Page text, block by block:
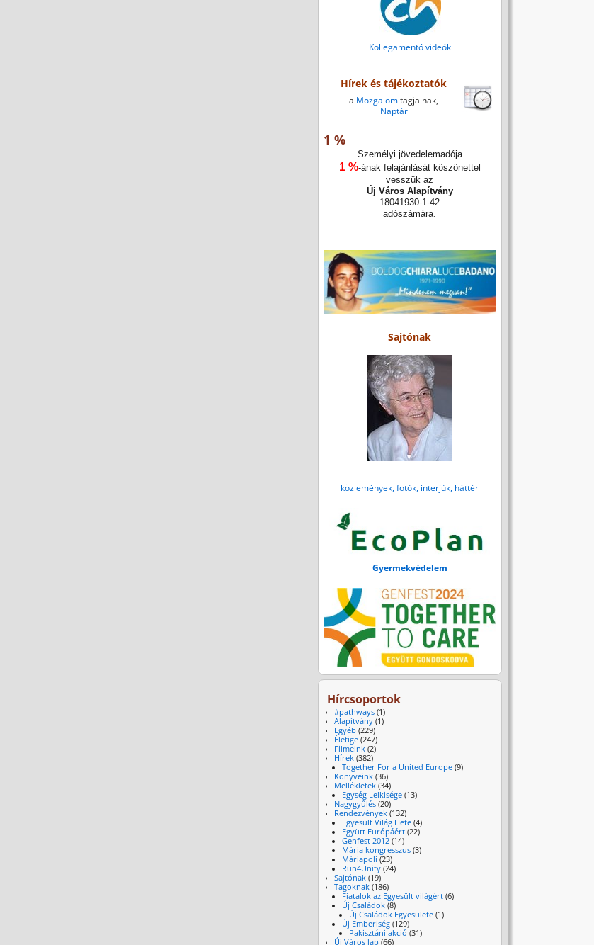
Kollegamentó videók
Hírek és tájékoztatók
a Mozgalomtagjainak,
Naptár
1 %
Személyi jövedelemadója
1 %-ának felajánlását köszönettel
vesszük az
Új Város Alapítvány
18041930-1-42
adószámára.
Sajtónak
közlemények, fotók, interjúk, háttér
Gyermekvédelem
Hírcsoportok
#pathways (1)
Alapítvány (1)
Egyéb (229)
Életige (247)
Filmeink (2)
Hírek (382)
Together For a United Europe(9)
Könyveink (36)
Mellékletek (34)
Egység Lelkisége(13)
Nagygyűlés (20)
Rendezvények (132)
Egyesült Világ Hete(4)
Együtt Európáért(22)
Genfest 2012(14)
Mária kongresszus(3)
Máriapoli (23)
Run4Unity(24)
Sajtónak (19)
Tagoknak (186)
Fiatalok az Egyesült világért(6)
Új Családok(8)
Új Családok Egyesülete (1)
Új Emberiség(129)
Pakisztáni akció (31)
Új Város lap (66)